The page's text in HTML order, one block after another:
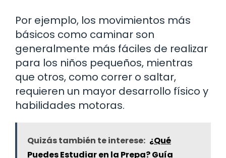
Por ejemplo, los movimientos más
básicos como caminar son
generalmente más fáciles de realizar
para los niños pequeños, mientras
que otros, como correr o saltar,
requieren un mayor desarrollo físico y
habilidades motoras.
Quizás también te interese: ¿Qué
Puedes Estudiar en la Prepa? Guía